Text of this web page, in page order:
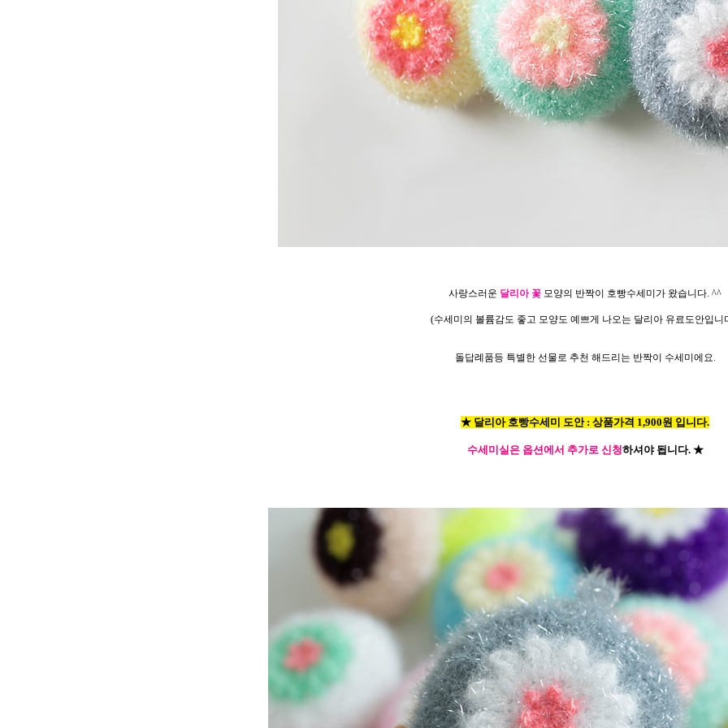
사랑스러운 달리아 꽃 모양의 반짝이 호빵수세미가 왔습니다. ^^
(수세미의 볼륨감도 좋고 모양도 예쁘게 나오는 달리아 유료도안입니
돌답례품등 특별한 선물로 추천 해드리는 반짝이 수세미에요.
★ 달리아 호빵수세미 도안 : 상품가격 1,900원 입니다.
수세미실은 옵션에서 추가로 신청하셔야 됩니다. ★